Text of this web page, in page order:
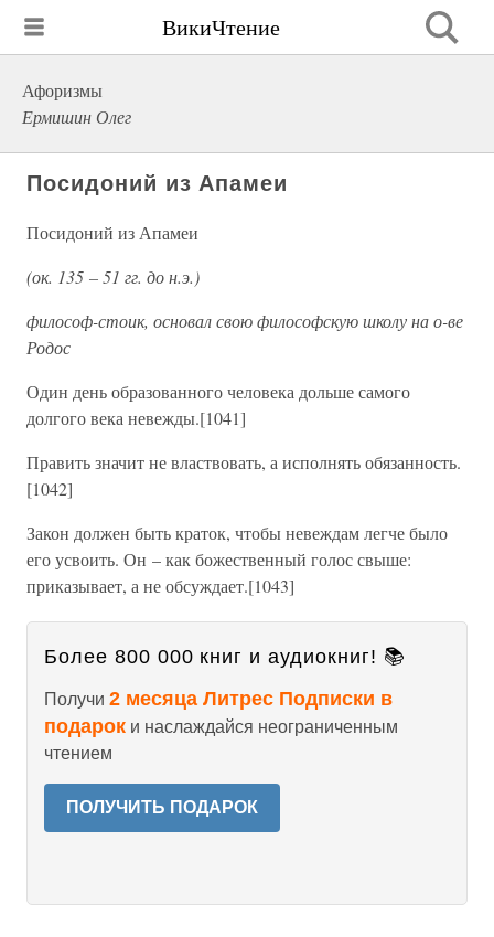
ВикиЧтение
Афоризмы
Ермишин Олег
Посидоний из Апамеи
Посидоний из Апамеи
(ок. 135 – 51 гг. до н.э.)
философ-стоик, основал свою философскую школу на о-ве
Родос
Один день образованного человека дольше самого
долгого века невежды.[1041]
Править значит не властвовать, а исполнять обязанность.
[1042]
Закон должен быть краток, чтобы невеждам легче было
его усвоить. Он – как божественный голос свыше:
приказывает, а не обсуждает.[1043]
Более 800 000 книг и аудиокниг! 📚
Получи 2 месяца Литрес Подписки в
подарок и наслаждайся неограниченным
чтением
ПОЛУЧИТЬ ПОДАРОК